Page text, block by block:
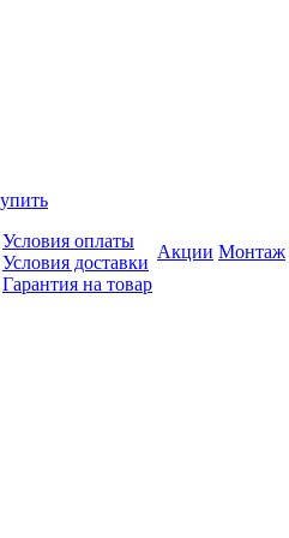
Условия оплаты
Условия доставки
Гарантия на товар
Акции Монтаж